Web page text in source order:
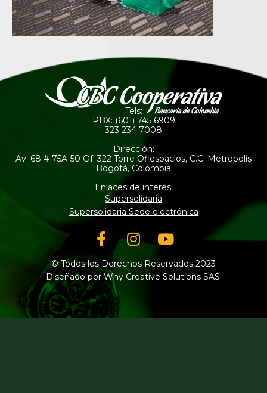
Tels:
PBX: (601) 745 6909
323 234 7008
Dirección:
Av. 68 # 75A-50 Of. 322 Torre Ofiespacios, C.C. Metrópolis
Bogotá, Colombia
Enlaces de interés:
Supersolidaria
Supersolidaria Sede electrónica
Facebook-
f
Instagram
Youtube
© Todos los Derechos Reservados 2023
Diseñado por Why Creative Solutions SAS.